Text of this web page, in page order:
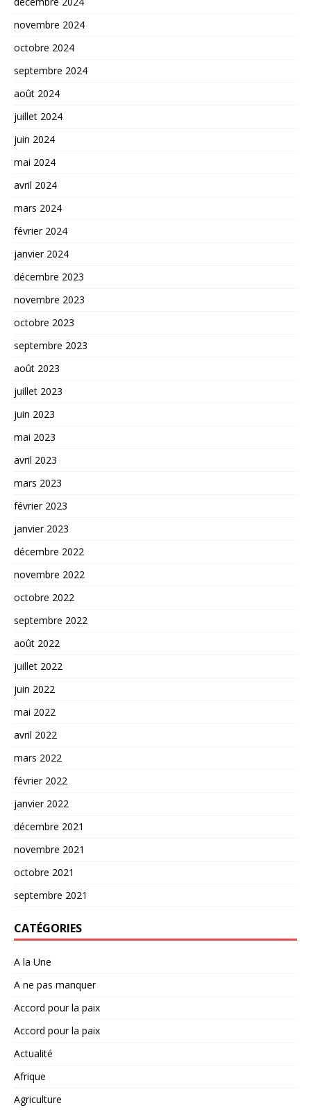
novembre 2024
octobre 2024
septembre 2024
août 2024
juillet 2024
juin 2024
mai 2024
avril 2024
mars 2024
février 2024
janvier 2024
décembre 2023
novembre 2023
octobre 2023
septembre 2023
août 2023
juillet 2023
juin 2023
mai 2023
avril 2023
mars 2023
février 2023
janvier 2023
décembre 2022
novembre 2022
octobre 2022
septembre 2022
août 2022
juillet 2022
juin 2022
mai 2022
avril 2022
mars 2022
février 2022
janvier 2022
décembre 2021
novembre 2021
octobre 2021
septembre 2021
CATÉGORIES
A la Une
A ne pas manquer
Accord pour la paix
Accord pour la paix
Actualité
Afrique
Agriculture